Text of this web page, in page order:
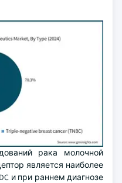
рака молочной
является наиболее
и при раннем диагнозе